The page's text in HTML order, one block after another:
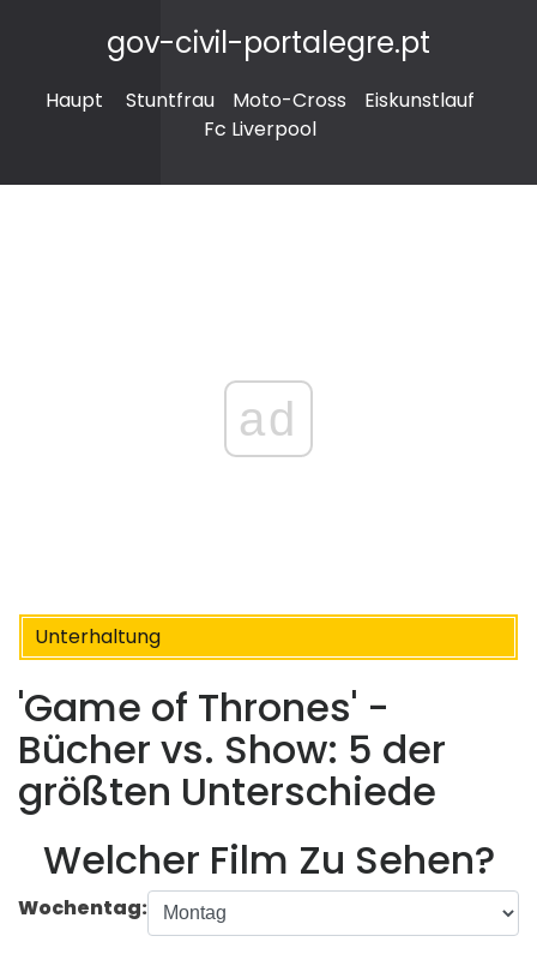
gov-civil-portalegre.pt
Haupt Stuntfrau Moto-Cross
Eiskunstlauf
Fc Liverpool
ad
Unterhaltung
'Game of Thrones' -
Bücher vs. Show: 5 der
größten Unterschiede
Welcher Film Zu Sehen?
Wochentag: